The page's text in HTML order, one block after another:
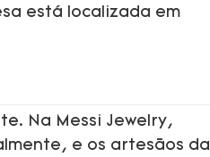
está localizada em
Na Messi Jewelry,
e os artesãos da